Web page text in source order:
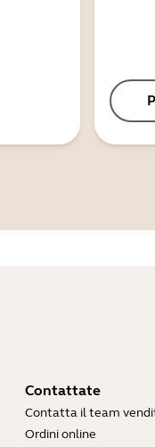
Contattate
Contatta il team
Ordini online